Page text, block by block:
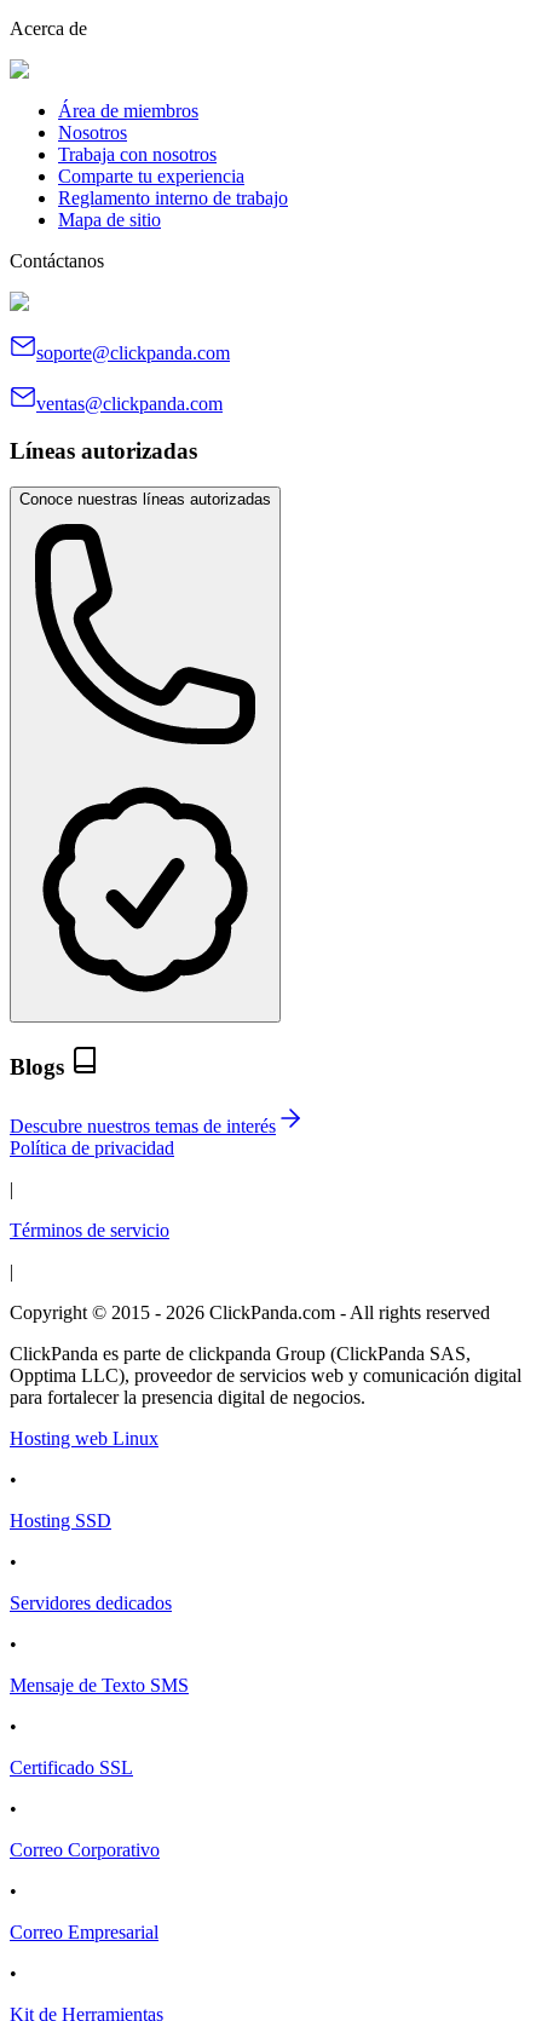
Acerca de
Área de miembros
Nosotros
Trabaja con nosotros
Comparte tu experiencia
Reglamento interno de trabajo
Mapa de sitio
Contáctanos
soporte@clickpanda.com
ventas@clickpanda.com
Líneas autorizadas
Conoce nuestras líneas autorizadas
Blogs
Descubre nuestros temas de interés
Política de privacidad
|
Términos de servicio
|
Copyright © 2015 - 2026 ClickPanda.com - All rights reserved
ClickPanda es parte de clickpanda Group (ClickPanda SAS,
Opptima LLC), proveedor de servicios web y comunicación digital
para fortalecer la presencia digital de negocios.
Hosting web Linux
•
Hosting SSD
•
Servidores dedicados
•
Mensaje de Texto SMS
•
Certificado SSL
•
Correo Corporativo
•
Correo Empresarial
•
Kit de Herramientas